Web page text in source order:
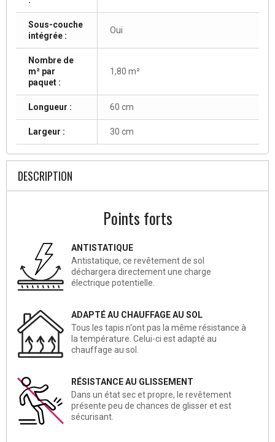
Sous-couche
intégrée :
Oui
Nombre de
m² par
paquet :
1,80 m²
Longueur : 60 cm
Largeur : 30 cm
DESCRIPTION
Points forts
ANTISTATIQUE
Antistatique, ce revêtement de sol
déchargera directement une charge
électrique potentielle.
ADAPTÉ AU CHAUFFAGE AU SOL
Tous les tapis n‘ont pas la même résistance à
la température. Celui-ci est adapté au
chauffage au sol.
RÉSISTANCE AU GLISSEMENT
Dans un état sec et propre, le revêtement
présente peu de chances de glisser et est
sécurisant.